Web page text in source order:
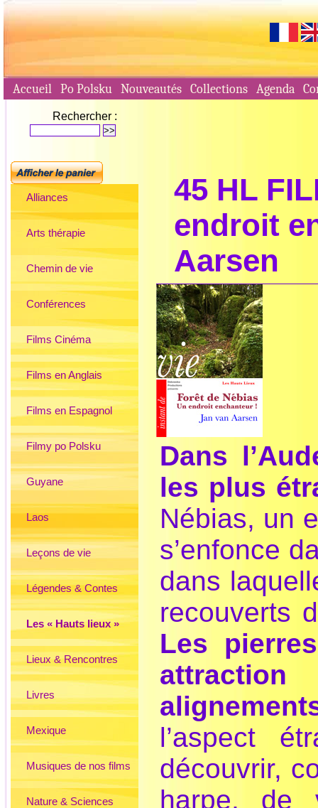
Accueil Po Polsku Nouveautés Collections Agenda
Rechercher :
Alliances
Arts thérapie
Chemin de vie
Conférences
Films Cinéma
Films en Anglais
Films en Espagnol
Filmy po Polsku
Guyane
Laos
Leçons de vie
Légendes & Contes
Les « Hauts lieux »
Lieux & Rencontres
Livres
Mexique
Musiques de nos films
Nature & Sciences
45 HL
endroit
Aarsen
Dans
les plus
Nébias, un
s’enfonce
dans
recouverts
Les
l’aspect
découvrir,
harpe, de